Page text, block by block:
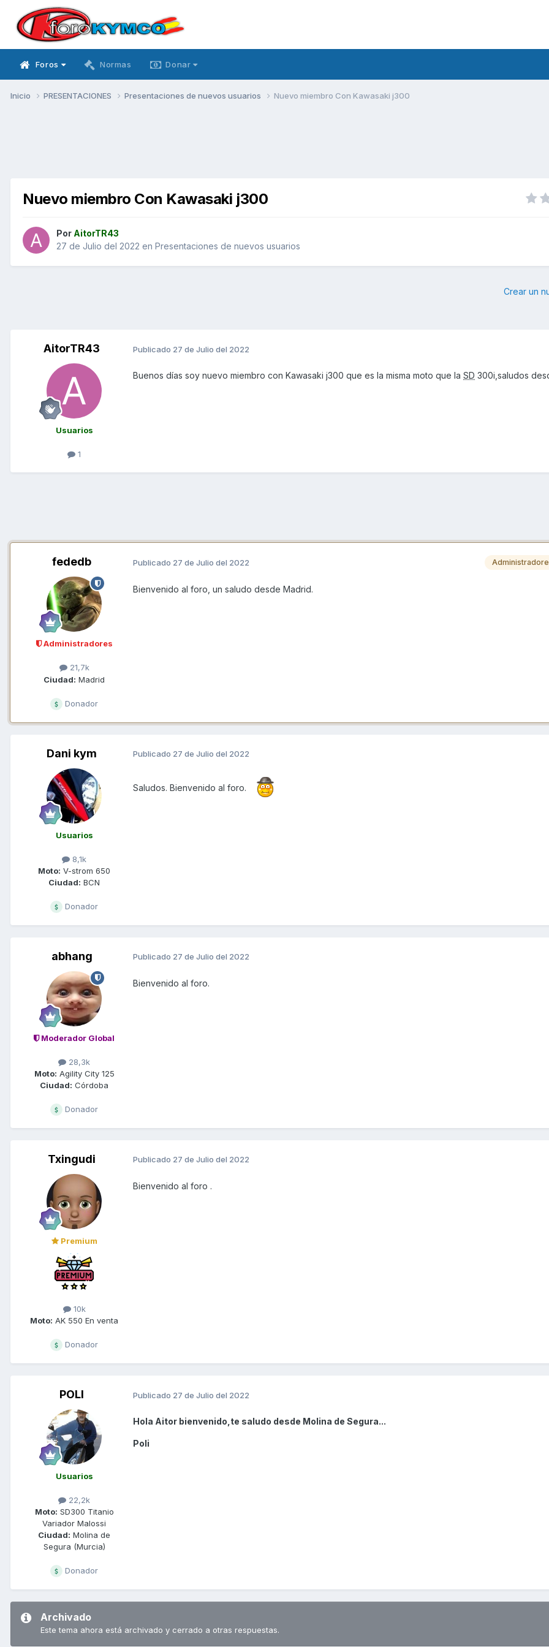
Foros Normas Donar
Inicio PRESENTACIONES Presentaciones de nuevos usuarios Nuevo miembro Con Kawasaki j300
Nuevo miembro Con Kawasaki j300
Por AitorTR43
27 de Julio del 2022 en Presentaciones de nuevos usuarios
Crear un
AitorTR43
Usuarios
1
Publicado 27 de Julio del 2022
Buenos días soy nuevo miembro con Kawasaki j300 que es la misma moto que la SD 300i,saludos
fededb
Administradores
21,7k
Ciudad: Madrid
Donador
Publicado 27 de Julio del 2022
Bienvenido al foro, un saludo desde Madrid.
Dani kym
Usuarios
8,1k
Moto: V-strom 650
Ciudad: BCN
Donador
Publicado 27 de Julio del 2022
Saludos. Bienvenido al foro.
abhang
Moderador Global
28,3k
Moto: Agility City 125
Ciudad: Córdoba
Donador
Publicado 27 de Julio del 2022
Bienvenido al foro.
Txingudi
Premium
10k
Moto: AK 550 En venta
Donador
Publicado 27 de Julio del 2022
Bienvenido al foro .
POLI
Usuarios
22,2k
Moto: SD300 Titanio
Variador Malossi
Ciudad: Molina de
Segura (Murcia)
Donador
Publicado 27 de Julio del 2022
Hola Aitor bienvenido,te saludo desde Molina de Segura...
Poli
Archivado
Este tema ahora está archivado y cerrado a otras respuestas.